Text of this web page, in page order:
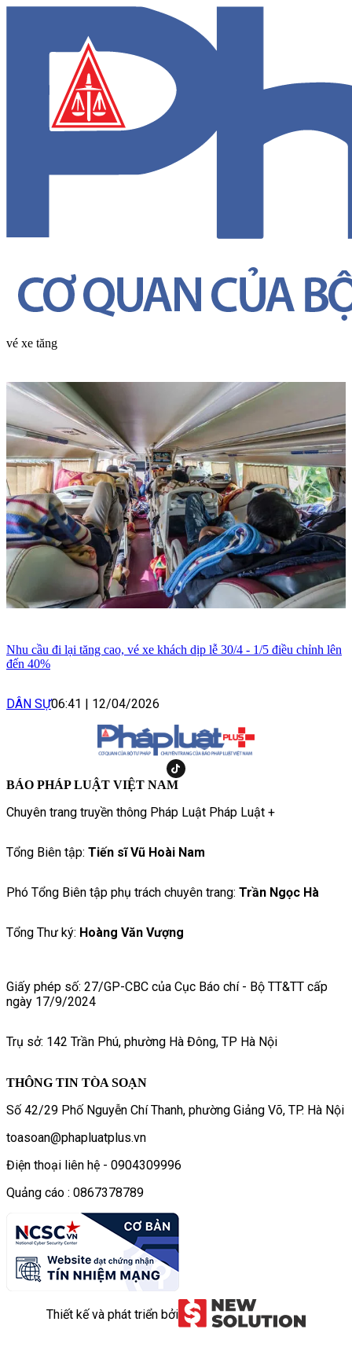
vé xe tăng
Nhu cầu đi lại tăng cao, vé xe khách dịp lễ 30/4 - 1/5 điều chỉnh lên
đến 40%
DÂN SỰ06:41 | 12/04/2026
BÁO PHÁP LUẬT VIỆT NAM
Chuyên trang truyền thông Pháp Luật Pháp Luật +
Tổng Biên tập: Tiến sĩ Vũ Hoài Nam
Phó Tổng Biên tập phụ trách chuyên trang: Trần Ngọc Hà
Tổng Thư ký: Hoàng Văn Vượng
Giấy phép số: 27/GP-CBC của Cục Báo chí - Bộ TT&TT cấp
ngày 17/9/2024
Trụ sở: 142 Trần Phú, phường Hà Đông, TP Hà Nội
THÔNG TIN TÒA SOẠN
Số 42/29 Phố Nguyễn Chí Thanh, phường Giảng Võ, TP. Hà Nội
toasoan@phapluatplus.vn
Điện thoại liên hệ - 0904309996
Quảng cáo : 0867378789
Thiết kế và phát triển bởi